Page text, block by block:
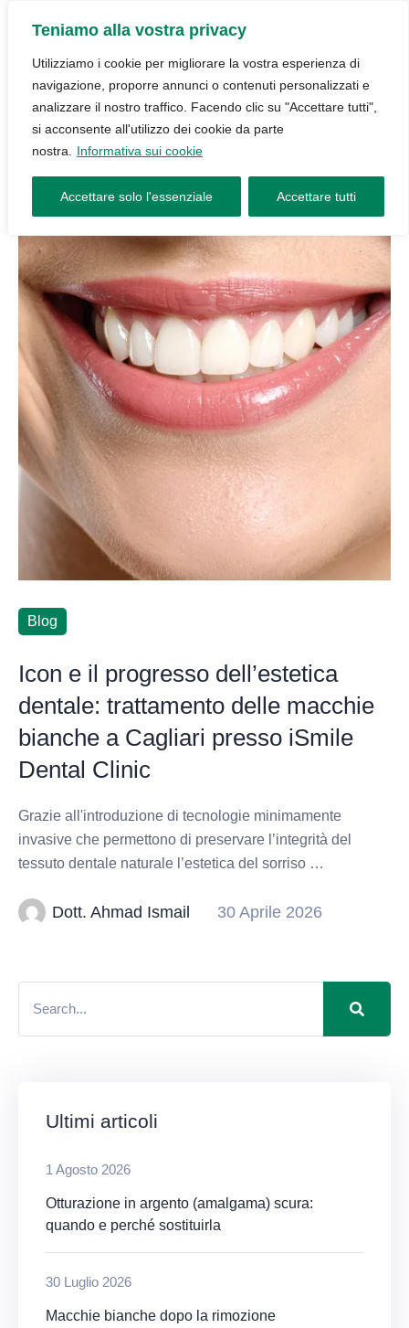
Teniamo alla vostra privacy
Utilizziamo i cookie per migliorare la vostra esperienza di
navigazione, proporre annunci o contenuti personalizzati e
analizzare il nostro traffico. Facendo clic su "Accettare tutti",
si acconsente all'utilizzo dei cookie da parte
nostra.
Informativa sui cookie
Accettare solo l'essenziale Accettare tutti
Blog
Icon e il progresso dell’estetica
dentale: trattamento delle macchie
bianche a Cagliari presso iSmile
Dental Clinic
Grazie all'introduzione di tecnologie minimamente
invasive che permettono di preservare l’integrità del
tessuto dentale naturale l’estetica del sorriso …
Dott. Ahmad Ismail 30 Aprile 2026
Ultimi articoli
1 Agosto 2026
Otturazione in argento (amalgama) scura:
quando e perché sostituirla
30 Luglio 2026
Macchie bianche dopo la rimozione